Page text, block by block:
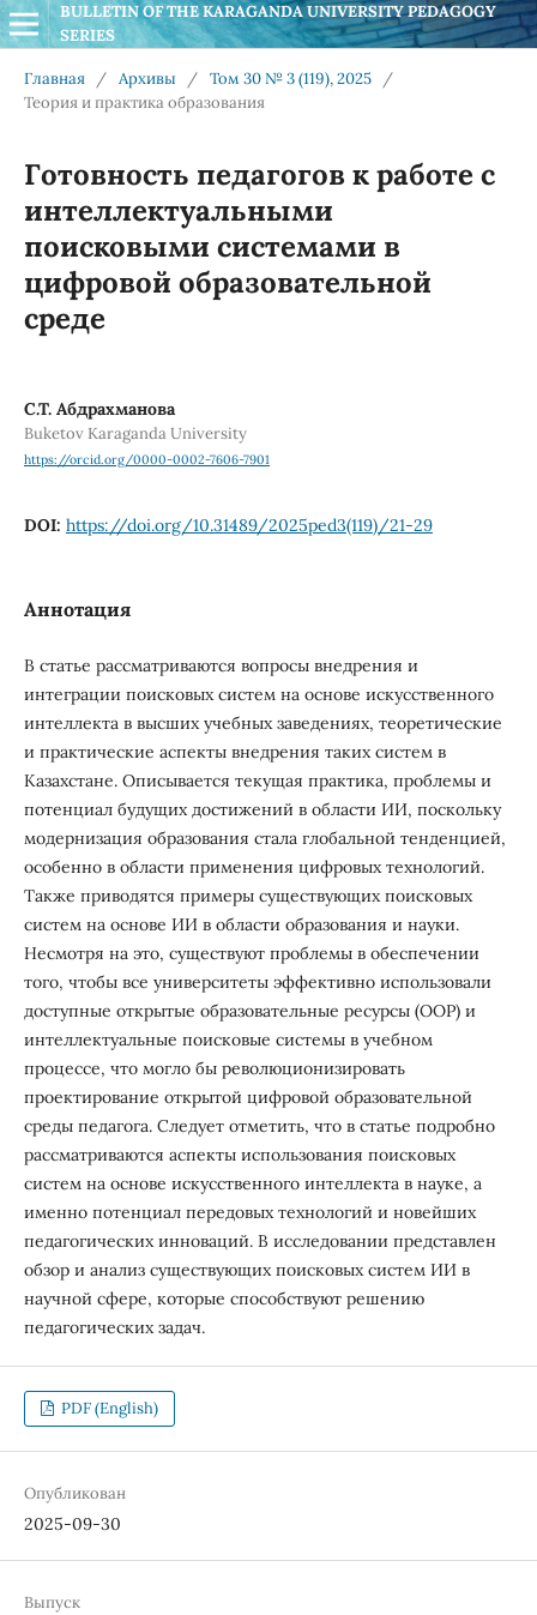
BULLETIN OF THE KARAGANDA UNIVERSITY PEDAGOGY
SERIES
Главная / Архивы / Том 30 № 3 (119), 2025
/
Теория и практика образования
Готовность педагогов к работе с
интеллектуальными
поисковыми системами в
цифровой образовательной
среде
С.Т. Абдрахманова
Buketov Karaganda University
https://orcid.org/0000-0002-7606-7901
DOI: https://doi.org/10.31489/2025ped3(119)/21-29
Аннотация
В статье рассматриваются вопросы внедрения и
интеграции поисковых систем на основе искусственного
интеллекта в высших учебных заведениях, теоретические
и практические аспекты внедрения таких систем в
Казахстане. Описывается текущая практика, проблемы и
потенциал будущих достижений в области ИИ, поскольку
модернизация образования стала глобальной тенденцией,
особенно в области применения цифровых технологий.
Также приводятся примеры существующих поисковых
систем на основе ИИ в области образования и науки.
Несмотря на это, существуют проблемы в обеспечении
того, чтобы все университеты эффективно использовали
доступные открытые образовательные ресурсы (ООР) и
интеллектуальные поисковые системы в учебном
процессе, что могло бы революционизировать
проектирование открытой цифровой образовательной
среды педагога. Следует отметить, что в статье подробно
рассматриваются аспекты использования поисковых
систем на основе искусственного интеллекта в науке, а
именно потенциал передовых технологий и новейших
педагогических инноваций. В исследовании представлен
обзор и анализ существующих поисковых систем ИИ в
научной сфере, которые способствуют решению
педагогических задач.
PDF (English)
Опубликован
2025-09-30
Выпуск